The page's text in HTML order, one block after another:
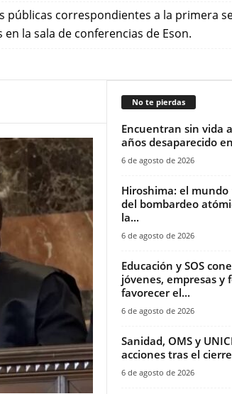
públicas correspondientes a la primera
la sala de conferencias de Eson.
No te pierdas
Encuentran sin vida
años desaparecido
6 de agosto de 2026
Hiroshima: el
del bombardeo
la...
6 de agosto de 2026
Educación y SOS
jóvenes, empresas y
favorecer el...
6 de agosto de 2026
Sanidad, OMS y
acciones tras el
6 de agosto de 2026